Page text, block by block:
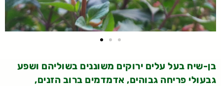
בן-שיח בעל עלים ירוקים משוננים בשוליהם ושפע
גבעולי פריחה גבוהים, אדמדמים ברוב הזנים,